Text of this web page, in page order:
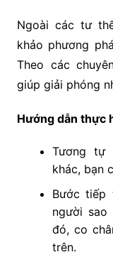
Ngoài các tư
khảo phương
Theo các
giúp giải phóng
Hướng dẫn thực
Tương tự
khác, bạn
Bước tiếp
người sao
đó, co
trên.